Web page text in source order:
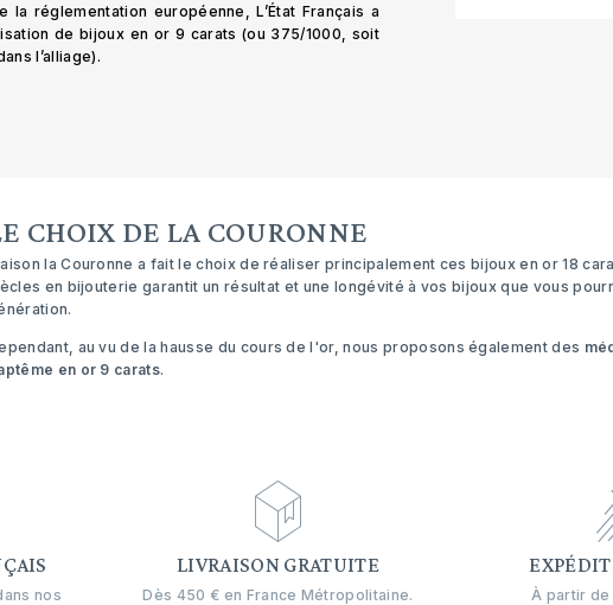
la réglementation européenne, L’État Français a
de bijoux en or 9 carats (ou 375/1000, soit
l’alliage).
CHOIX DE LA COURONNE
la Couronne a fait le choix de réaliser principalement ces bijoux en or 18
en bijouterie garantit un résultat et une longévité à vos bijoux que vous
au vu de la hausse du cours de l'or, nous proposons également des
en or 9 carats.
nos
LIVRAISON GRATUITE
Dès 450 € en France Métropolitaine.
À partir de